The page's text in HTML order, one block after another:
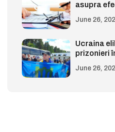
asupra
June 26,
Ucraina
prizonieri
June 26,